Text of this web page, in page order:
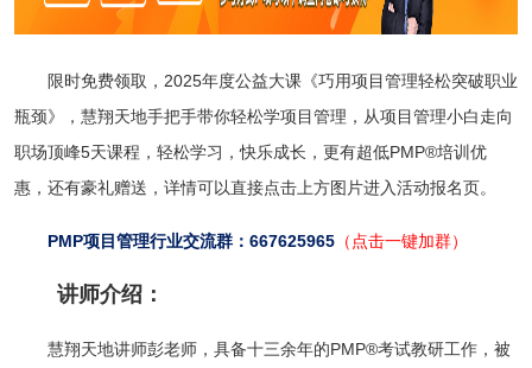
限时免费领取，2025年度公益大课《巧用项目管理轻松突破职业
瓶颈》 ， 慧翔天地手把手带你轻松学项目管理，从项目管理小白走向
职场顶峰5天课程，轻松学习，快乐成长，更有超低PMP®培训优
惠，还有豪礼赠送，详情可以直接点击上方图片进入活动报名页。
PMP项目管理行业交流群：667625965（点击一键加群）
讲师介绍：
慧翔天地讲师彭老师，具备十三余年的PMP®考试教研工作，被